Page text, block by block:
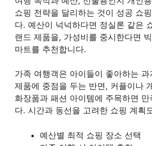
쇼핑 전략을 달리하는 것이 성공 쇼
다. 예산이 넉넉하다면 정실론 같은
랜드 제품을, 가성비를 중시한다면 빅
마트를 추천합니다.
제품에 중점을 두는 반면, 커플이나
화장품과 패션 아이템에 주목하면 만
다. 시간과 동선을 고려한 쇼핑 계획
가족 여행 시 아이템 추천